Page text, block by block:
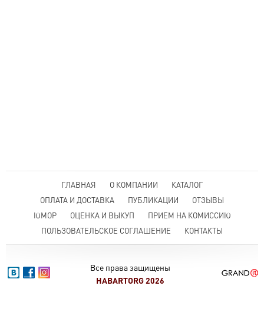
ГЛАВНАЯ О КОМПАНИИ
КАТАЛОГ
ОПЛАТА И ДОСТАВКА
ПУБЛИКАЦИИ
ОТЗЫВЫ
ЮМОР
ОЦЕНКА И ВЫКУП
ПРИЕМ НА КОМИССИЮ
ПОЛЬЗОВАТЕЛЬСКОЕ СОГЛАШЕНИЕ
КОНТАКТЫ
Все права защищены
HABARTORG 2026